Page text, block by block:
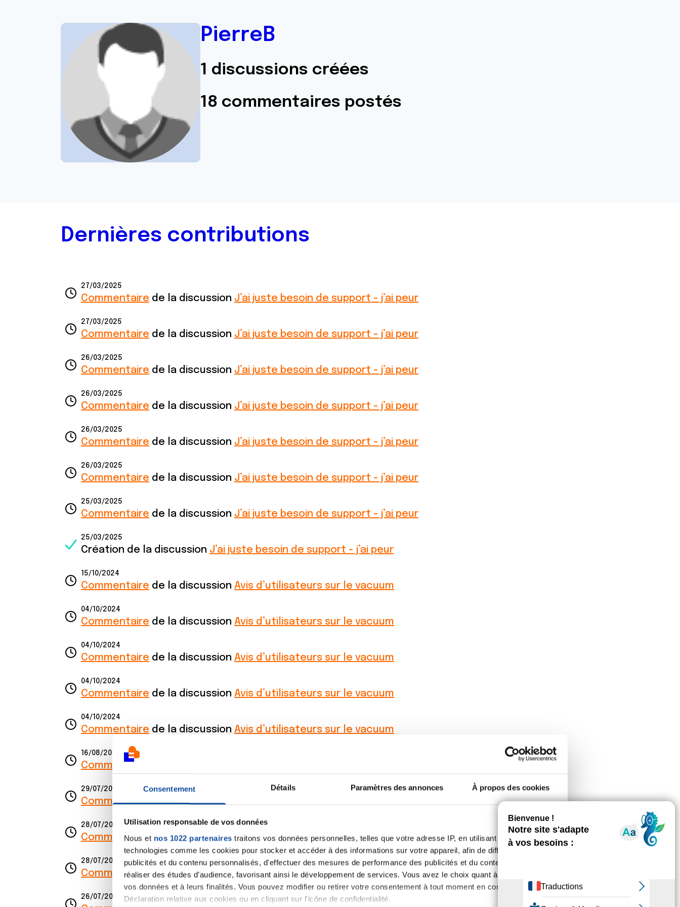
Consentement Détails Paramètres des annonces À propos des cookies
Utilisation responsable de vos données
Nous et nos 1022 partenaires traitons vos données personnelles, telles que votre adresse IP, en utilisant des
technologies comme les cookies pour stocker et accéder à des informations sur votre appareil, afin de diffuser des
publicités et du contenu personnalisés, d'effectuer des mesures de performance des publicités et du contenu, ainsi que de
réaliser des études d’audience, favorisant ainsi le développement de services. Vous avez le choix quant à l'utilisation de
vos données et à leurs finalités. Vous pouvez modifier ou retirer votre consentement à tout moment en consultant la
Déclaration relative aux cookies ou en cliquant sur l'icône de confidentialité.
PierreB
1 discussions créées
18 commentaires postés
Dernières contributions
27/03/2025
Commentaire de la discussion J’ai juste besoin de support - j’ai peur
27/03/2025
Commentaire de la discussion J’ai juste besoin de support - j’ai peur
26/03/2025
Commentaire de la discussion J’ai juste besoin de support - j’ai peur
26/03/2025
Commentaire de la discussion J’ai juste besoin de support - j’ai peur
26/03/2025
Commentaire de la discussion J’ai juste besoin de support - j’ai peur
26/03/2025
Commentaire de la discussion J’ai juste besoin de support - j’ai peur
25/03/2025
Commentaire de la discussion J’ai juste besoin de support - j’ai peur
25/03/2025
Création de la discussion J’ai juste besoin de support - j’ai peur
15/10/2024
Commentaire de la discussion Avis d’utilisateurs sur le vacuum
04/10/2024
Commentaire de la discussion Avis d’utilisateurs sur le vacuum
04/10/2024
Commentaire de la discussion Avis d’utilisateurs sur le vacuum
04/10/2024
Commentaire de la discussion Avis d’utilisateurs sur le vacuum
04/10/2024
Commentaire de la discussion Avis d’utilisateurs sur le vacuum
16/08/2024
Commentaire
29/07/2024
Commentairede la discussion
28/07/2024
Commentairede la discussion Avis d’utilisateurs sur le vacuum
28/07/2024
Commentairede la discussion Avis d’utilisateurs sur le vacuum
26/07/2024